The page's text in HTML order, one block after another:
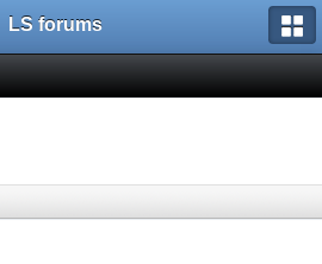
LS forums